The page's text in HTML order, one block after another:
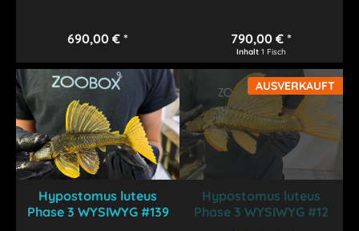
690,00 € * 790,00 € *
Inhalt1 Fisch
Hypostomus luteus
Phase 3 WYSIWYG #139
AUSVERKAUFT
Hypostomus luteus
Phase 3 WYSIWYG #12